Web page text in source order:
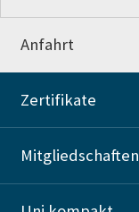
Anfahrt
Zertifikate
Mitgliedschaften